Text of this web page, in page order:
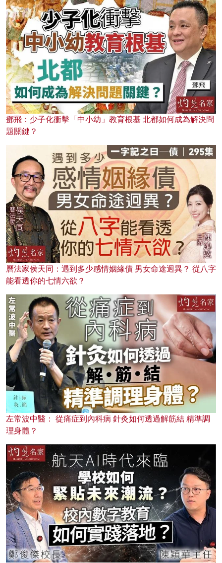
鄧飛：少子化衝擊「中小幼」教育根基 北都如何成為解決問
題關鍵？
曆法家侯天同：遇到多少感情姻緣債 男女命途迥異？ 從八字
能看透你的七情六欲？
左常波中醫： 從痛症到內科病 針灸如何透過解筋結 精準調
理身體？